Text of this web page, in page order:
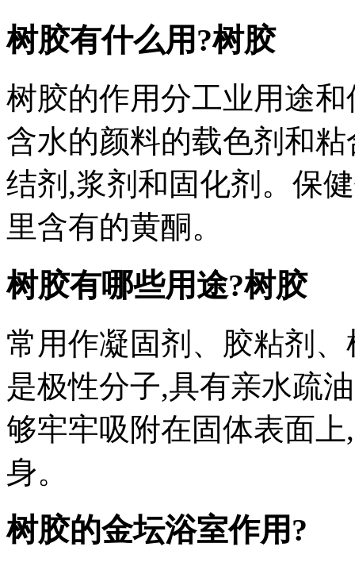
树胶有什么用?树胶
树胶的作用分工业用途
含水的颜料的载色剂和
结剂,浆剂和固化剂。保
里含有的黄酮。
树胶有哪些用途?树胶
常用作凝固剂、胶粘剂
是极性分子,具有亲水疏
够牢牢吸附在固体表面
身。
树胶的金坛浴室作用?